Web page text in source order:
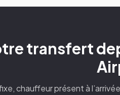
transfert
chauffeur présent à